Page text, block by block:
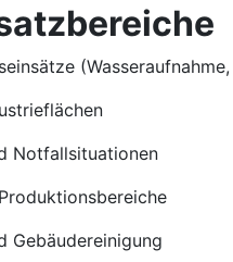
Notfallsituationen
Gebäudereinigung